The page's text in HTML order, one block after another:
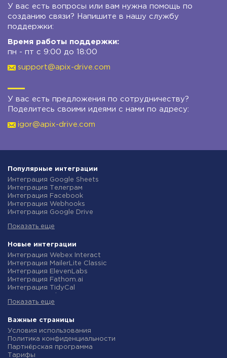
У вас есть вопросы или вам нужна помощь по
созданию связи? Напишите в нашу службу
поддержки:
Время работы поддержки:
пн - пт с 9:00 до 18:00
support@apix-drive.com
У вас есть предложения по сотрудничеству?
Поделитесь своими идеями с нами по адресу:
igor@apix-drive.com
Популярные интеграции
Интеграция Google Sheets
Интеграция Телеграм
Интеграция Facebook
Интеграция Webhooks
Интеграция Google Drive
Интеграция Gmail
Интеграция Новая Почта
Интеграция Binotel
Интеграция OpenAI (ChatGPT)
Интеграция Prom
Интеграция Приват24
Интеграция OLX
Интеграция TurboSMS
Интеграция SendPulse
Интеграция Stream Telecom
Интеграция Google Analytics
Интеграция Creatio
Интеграция Ringostat
Показать еще
Новые интеграции
Интеграция Webex Interact
Интеграция MailerLite Classic
Интеграция ElevenLabs
Интеграция Fathom.ai
Интеграция TidyCal
Интеграция Gist
Интеграция Straico
Интеграция Rows
Интеграция Firecrawl
Интеграция Binotel SmartCRM
Интеграция Perplexity AI
Показать еще
Важные страницы
Условия использования
Политика конфиденциальности
Партнёрская программа
Тарифы